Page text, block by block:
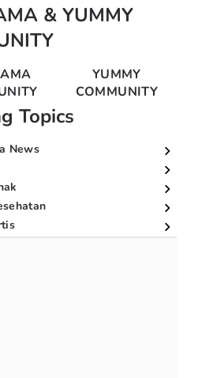
& YUMMY
YUMMY
COMMUNITY
Topics
News